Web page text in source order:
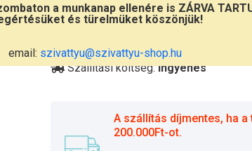
a munkanap ellenére is ZÁRVA
és türelmüket köszönjük!
email: szivattyu@szivattyu-shop.hu
Átvétel
Szállítási költség:ingyenes
A szállítás díjmentes, ha
200.000Ft-ot.